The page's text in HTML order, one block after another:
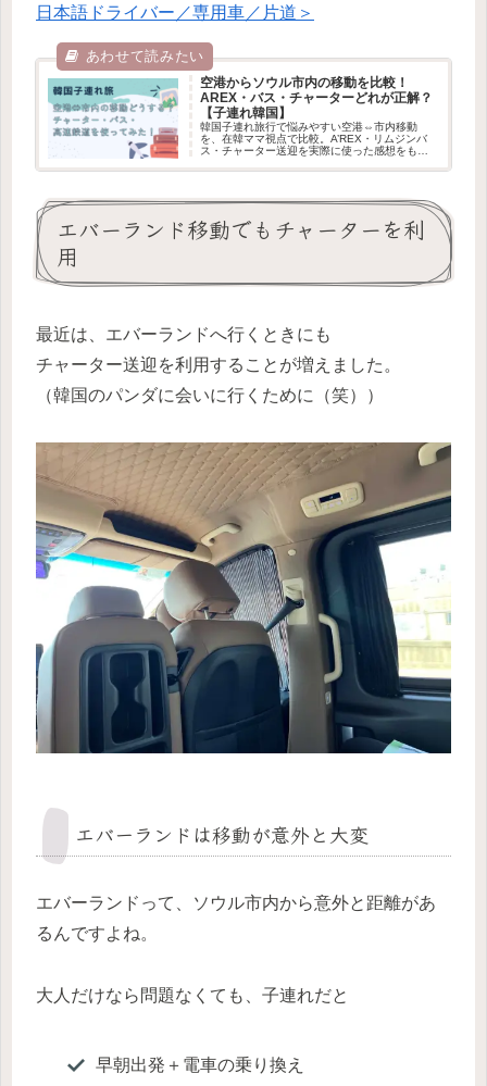
日本語ドライバー／専用車／片道＞
空港からソウル市内の移動を比較！
AREX・バス・チャーターどれが正解？
【子連れ韓国】
韓国子連れ旅行で悩みやすい空港⇔市内移動
を、在韓ママ視点で比較。A’REX・リムジンバ
ス・チャーター送迎を実際に使った感想をもと
の選び方を分かりやすくまとめました。
エバーランド移動でもチャーターを利
用
最近は、エバーランドへ行くときにも
チャーター送迎を利用することが増えました。
（韓国のパンダに会いに行くために（笑））
エバーランドは移動が意外と大変
エバーランドって、ソウル市内から意外と距離があ
るんですよね。
大人だけなら問題なくても、子連れだと
早朝出発＋電車の乗り換え